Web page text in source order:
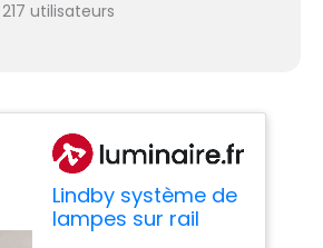
utilisateurs
Lindby système de
lampes sur rail